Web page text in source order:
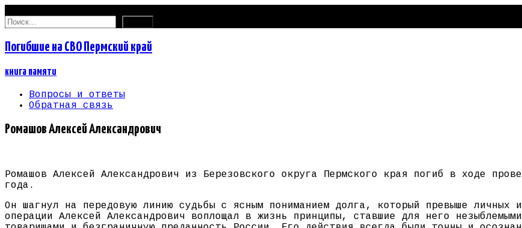
Найти:
Погибшие на СВО Пермский край
книга памяти
Вопросы и ответы
Обратная связь
Ромашов Алексей Александрович
Ромашов Алексей Александрович из Березовского округа Пермского края погиб в ходе
года.
Он шагнул на передовую линию судьбы с ясным пониманием долга, который превыше личных
операции Алексей Александрович воплощал в жизнь принципы, ставшие для него